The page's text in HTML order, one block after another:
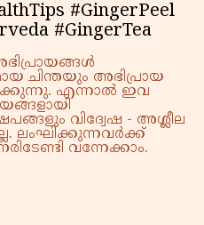
#GingerPeel
#GingerTea
ചിന്തയും അഭിപ്രായ
എന്നാൽ ഇവ
വിദ്വേഷ - അശ്ലീല
ലംഘിക്കുന്നവർക്ക്
വന്നേക്കാം.